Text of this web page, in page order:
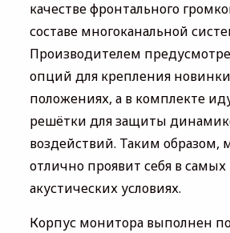
качестве фронтального
составе многоканальной
Производителем
опций для крепления
положениях, а в комплекте
решётки для защиты
воздействий. Таким образом,
отлично проявит себя в
акустических условиях.
Корпус монитора выполнен